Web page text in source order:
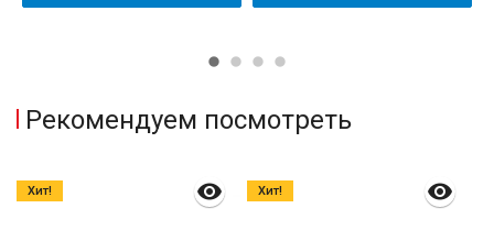
Рекомендуем посмотреть
Хит! Хит!